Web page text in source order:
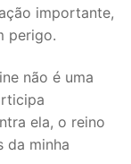
importante,
perigo.
não é uma
ela, o reino
da minha